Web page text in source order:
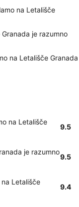
na Letališče
je razumno
na Letališče Granada
na Letališče
9.5
je razumno
9.5
Letališče
9.4